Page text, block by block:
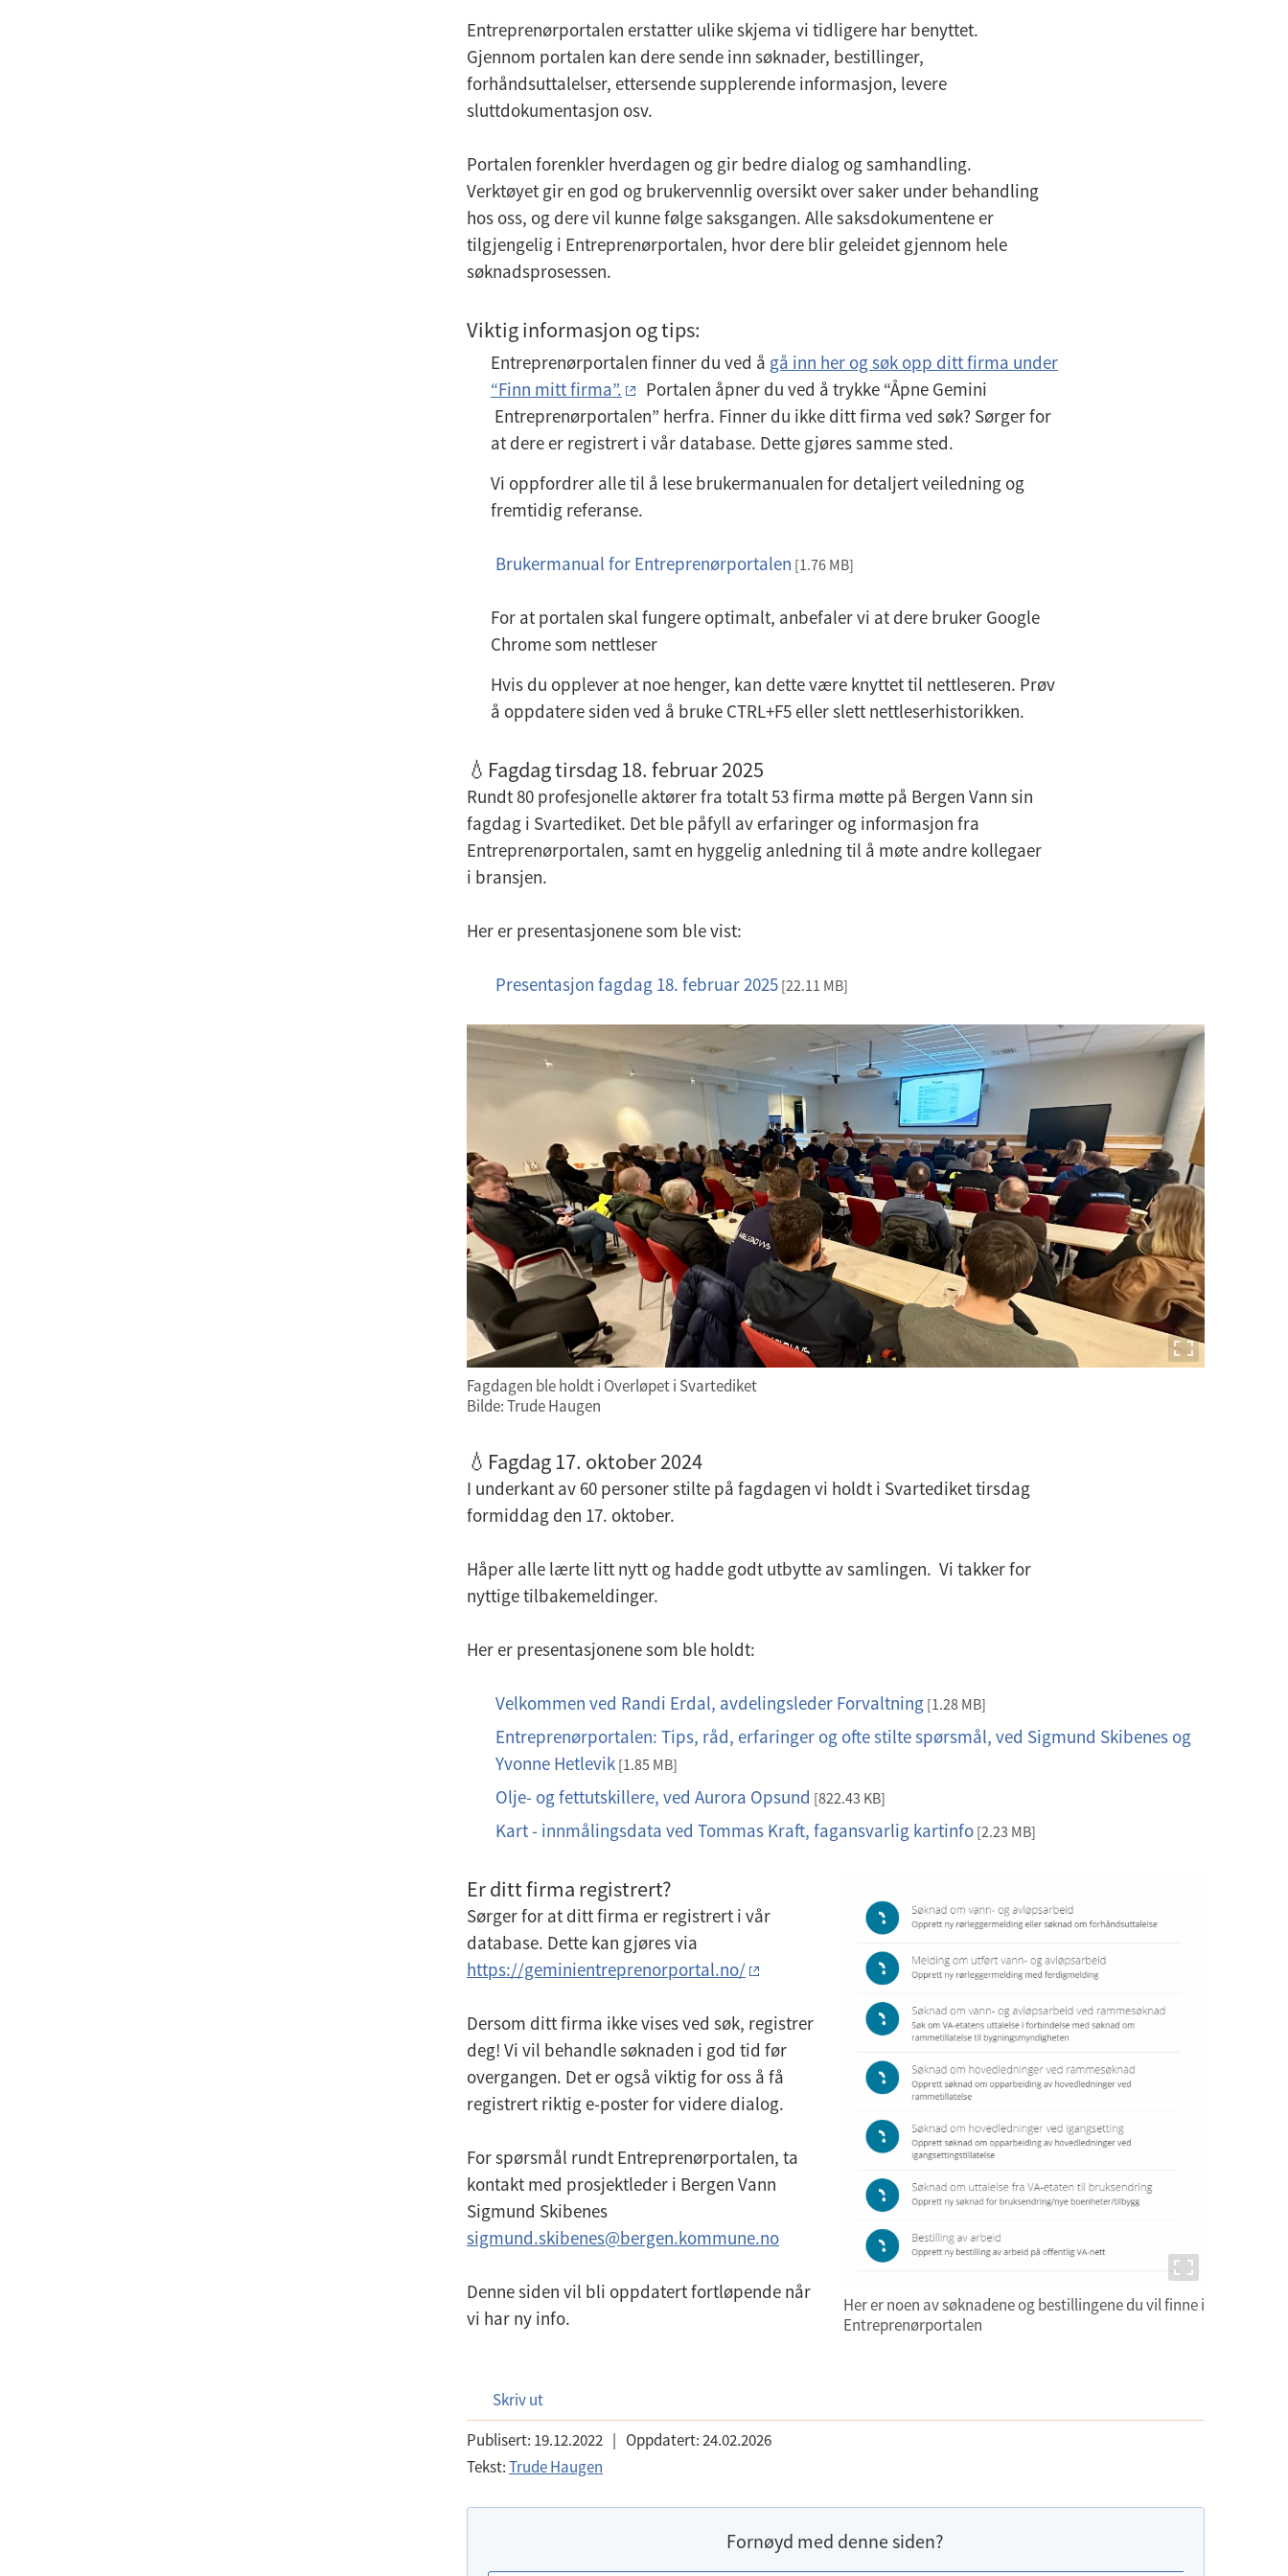
Entreprenørportalen erstatter ulike skjema vi tidligere har benyttet.
Gjennom portalen kan dere sende inn søknader, bestillinger,
forhåndsuttalelser, ettersende supplerende informasjon, levere
sluttdokumentasjon osv.
Portalen forenkler hverdagen og gir bedre dialog og samhandling.
Verktøyet gir en god og brukervennlig oversikt over saker under behandling
hos oss, og dere vil kunne følge saksgangen. Alle saksdokumentene er
tilgjengelig i Entreprenørportalen, hvor dere blir geleidet gjennom hele
søknadsprosessen.
Viktig informasjon og tips:
Entreprenørportalen finner du ved å gå inn her og søk opp ditt firma under
“Finn mitt firma”.
Portalen åpner du ved å trykke “Åpne Gemini
Entreprenørportalen” herfra. Finner du ikke ditt firma ved søk? Sørger for
at dere er registrert i vår database. Dette gjøres samme sted.
Vi oppfordrer alle til å lese brukermanualen for detaljert veiledning og
fremtidig referanse.
Brukermanual for Entreprenørportalen [1.76 MB]
For at portalen skal fungere optimalt, anbefaler vi at dere bruker Google
Chrome som nettleser
Hvis du opplever at noe henger, kan dette være knyttet til nettleseren. Prøv
å oppdatere siden ved å bruke CTRL+F5 eller slett nettleserhistorikken.
💧Fagdag tirsdag 18. februar 2025
Rundt 80 profesjonelle aktører fra totalt 53 firma møtte på Bergen Vann sin
fagdag i Svartediket. Det ble påfyll av erfaringer og informasjon fra
Entreprenørportalen, samt en hyggelig anledning til å møte andre kollegaer
i bransjen.
Her er presentasjonene som ble vist:
t
Presentasjon fagdag 18. februar 2025[22.11 MB]
Fagdagen ble holdt i Overløpet i Svartediket
Bilde: Trude Haugen
💧Fagdag 17. oktober 2024
I underkant av 60 personer stilte på fagdagen vi holdt i Svartediket tirsdag
formiddag den 17. oktober.
Håper alle lærte litt nytt og hadde godt utbytte av samlingen. Vi takker for
nyttige tilbakemeldinger.
Her er presentasjonene som ble holdt:
Velkommen ved Randi Erdal, avdelingsleder Forvaltning[1.28 MB]
Entreprenørportalen: Tips, råd, erfaringer og ofte stilte spørsmål, ved Sigmund Skibenes og
Yvonne Hetlevik[1.85 MB]
Olje- og fettutskillere, ved Aurora Opsund [822.43 KB]
t
x
Kart - innmålingsdata ved Tommas Kraft, fagansvarlig kartinfo[2.23 MB]
Her er noen av søknadene og bestillingene du vil finne i
Entreprenørportalen
Er ditt firma registrert?
Sørger for at ditt firma er registrert i vår
database. Dette kan gjøres via
https://geminientreprenorportal.no/
Dersom ditt firma ikke vises ved søk, registrer
deg! Vi vil behandle søknaden i god tid før
overgangen. Det er også viktig for oss å få
registrert riktig e-poster for videre dialog.
For spørsmål rundt Entreprenørportalen, ta
kontakt med prosjektleder i Bergen Vann
Sigmund Skibenes
sigmund.skibenes@bergen.kommune.no
Denne siden vil bli oppdatert fortløpende når
vi har ny info.
Skriv ut
Publisert: 19.12.2022 | Oppdatert:24.02.2026
Tekst:Trude Haugen
Fornøyd med denne siden?